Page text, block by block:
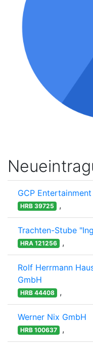
GCP
HRB 39725 ,
Trachten-Stube
HRA 121256 ,
Rolf Herrmann
GmbH
HRB 44408 ,
Werner Nix GmbH
HRB 100637 ,